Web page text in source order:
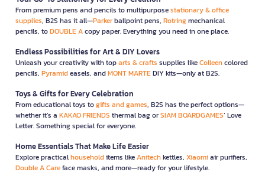
From premium pens and pencils to multipurposestationary & office
supplies, B2S has it all—Parkerballpoint pens, Rotringmechanical
pencils, toDOUBLE Acopy paper. Everything you need in one place.
Endless Possibilities for Art & DIY Lovers
Unleash your creativity with toparts & crafts supplies likeColleencolored
pencils, Pyramideasels, andMONT MARTEDIY kits—only at B2S.
Toys & Gifts for Every Celebration
From educational toys togifts and games, B2S has the perfect options—
whether it’s a KAKAO FRIENDS thermal bag orSIAM BOARDGAMES’ Love
Letter. Something special for everyone.
Home Essentials That Make Life Easier
Explore practicalhouseholditems likeAnitechkettles, Xiaomiair purifiers,
Double A Careface masks, and more—ready for your lifestyle.